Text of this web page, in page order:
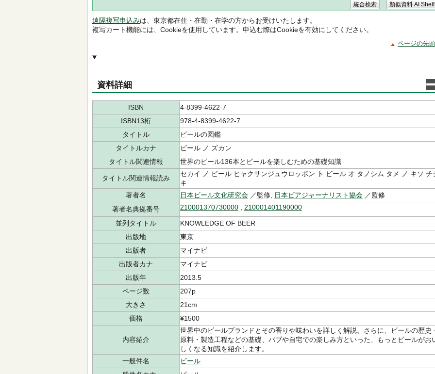
遠隔複写申込みは、東京都在住・在勤・在学の方からお受けいたします。
複写カート機能には、Cookieを使用しています。申込む際はCookieを有効にしてください。
ページの先
資料詳細
ISBN
4-8399-4622-7
ISBN13桁
978-4-8399-4622-7
タイトル
ビールの図鑑
タイトルカナ
ビール ノ ズカン
タイトル関連情報
世界のビール136本とビールを楽しむための基礎知識
タイトル関連情報読み
セカイ ノ ビール ヒャクサンジュウロッポン ト ビール オ タノシム タメ ノ キソ チ
キ
著者名
日本ビール文化研究会 ／監修, 日本ビアジャーナリスト協会 ／監修
著者名典拠番号
210001370730000 210001401190000
並列タイトル
KNOWLEDGE OF BEER
出版地
東京
出版者
マイナビ
出版者カナ
マイナビ
出版年
2013.5
ページ数
207p
大きさ
21cm
価格
¥1500
内容紹介
世界中のビールブランドとその香りや味わいを詳しく解説。さらに、ビールの歴史
原料・製造工程などの基礎、パブや自宅での楽しみ方といった、もっとビールがお
しくなる知識を紹介します。
一般件名
ビール